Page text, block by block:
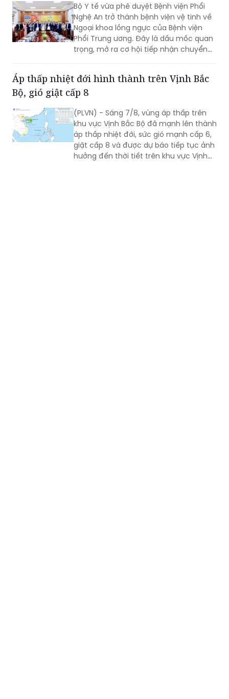
Bộ Y tế vừa phê duyệt Bệnh viện Phổi
Nghệ An trở thành bệnh viện vệ tinh về
Ngoại khoa lồng ngực của Bệnh viện
Phổi Trung ương. Đây là dấu mốc quan
trọng, mở ra cơ hội tiếp nhận chuyển
ngay tại Nghệ An.
Áp thấp nhiệt đới hình thành trên Vịnh Bắc
Bộ, gió giật cấp 8
(PLVN) - Sáng 7/8, vùng áp thấp trên
khu vực Vịnh Bắc Bộ đã mạnh lên thành
áp thấp nhiệt đới, sức gió mạnh cấp 6,
giật cấp 8 và được dự báo tiếp tục ảnh
hưởng đến thời tiết trên khu vực Vịnh